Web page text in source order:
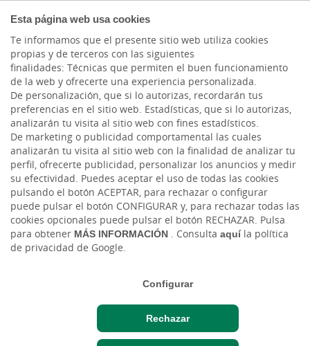
Esta página web usa cookies
Te informamos que el presente sitio web utiliza cookies
propias y de terceros con las siguientes
finalidades: Técnicas que permiten el buen funcionamiento
de la web y ofrecerte una experiencia personalizada.
De personalización, que si lo autorizas, recordarán tus
preferencias en el sitio web. Estadísticas, que si lo autorizas,
analizarán tu visita al sitio web con fines estadísticos.
De marketing o publicidad comportamental las cuales
analizarán tu visita al sitio web con la finalidad de analizar tu
perfil, ofrecerte publicidad, personalizar los anuncios y medir
su efectividad. Puedes aceptar el uso de todas las cookies
pulsando el botón ACEPTAR, para rechazar o configurar
puede pulsar el botón CONFIGURAR y, para rechazar todas las
cookies opcionales puede pulsar el botón RECHAZAR. Pulsa
para obtener MÁS INFORMACIÓN . Consulta aquíla política
de privacidad de Google.
Configurar
Rechazar
Actualidad
¿Cómo PIVOTAR y no
morir en el intento?
Mar, 23/05/2023 - 12:00